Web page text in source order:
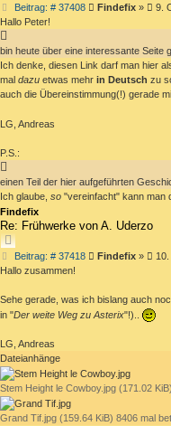
Beitrag: # 37408BeitragFindefix»
9.
Hallo Peter!
bin heute über eine interessante
Ich denke, diesen Link darf man hier
mal dazu etwas mehr in Deutsch zu
auch die Übereinstimmung(!) gerade
LG, Andreas
P.S.:
einen Teil der hier aufgeführten
Ich glaube, so "vereinfacht" kann man
Findefix
Re: Frühwerke von A. Uderzo
Beitrag: # 37418Beitrag
Findefix»
Hallo zusammen!
Sehe gerade, was ich bislang auch
in "Der weite Weg zu Asterix"!)..
LG, Andreas
Dateianhänge
Stem Height le Cowboy.jpg (171.02
Grand Tif.jpg (159.64 KiB) 8406 mal